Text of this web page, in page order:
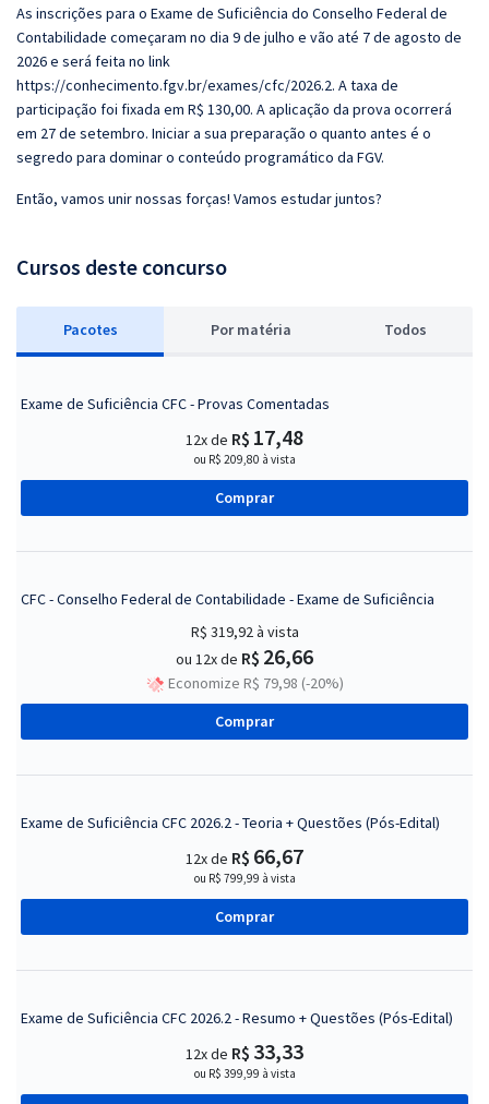
As inscrições para o Exame de Suficiência do Conselho Federal de
Contabilidade começaram no dia 9 de julho e vão até 7 de agosto de
2026 e será feita no link
https://conhecimento.fgv.br/exames/cfc/2026.2. A taxa de
participação foi fixada em R$ 130,00. A aplicação da prova ocorrerá
em 27 de setembro. Iniciar a sua preparação o quanto antes é o
segredo para dominar o conteúdo programático da FGV.
Então, vamos unir nossas forças! Vamos estudar juntos?
Cursos deste concurso
Pacotes Por matéria Todos
Exame de Suficiência CFC - Provas Comentadas
12x de R$ 17,48
ou R$ 209,80 à vista
Comprar
CFC - Conselho Federal de Contabilidade - Exame de Suficiência
R$ 319,92à vista
ou 12x de R$ 26,66
Economize R$ 79,98 (-20%)
Comprar
Exame de Suficiência CFC 2026.2 - Teoria + Questões (Pós-Edital)
12x de R$ 66,67
ou R$ 799,99 à vista
Comprar
Exame de Suficiência CFC 2026.2 - Resumo + Questões (Pós-Edital)
12x de R$ 33,33
ou R$ 399,99 à vista